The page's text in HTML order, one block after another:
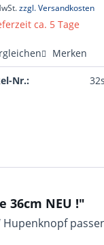
zzgl. Versandkosten
ca. 5 Tage
Merken
Nr.:
36cm NEU !"